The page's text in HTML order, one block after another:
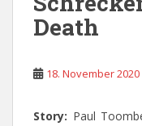
Death
18. November 2020
Story: Paul